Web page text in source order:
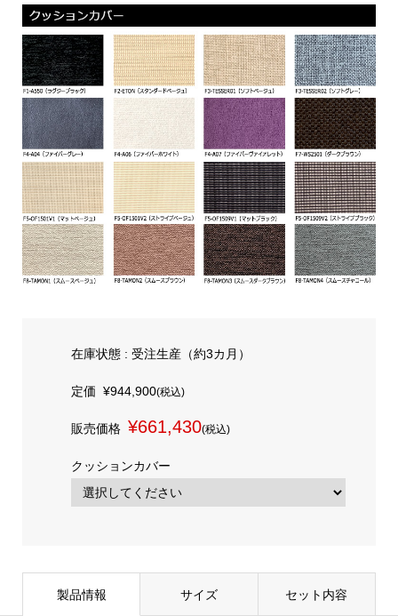
在庫状態 : 受注生産（約3カ月）
定価 ¥944,900(税込)
販売価格 ¥661,430(税込)
クッションカバー
製品情報 サイズ セット内容